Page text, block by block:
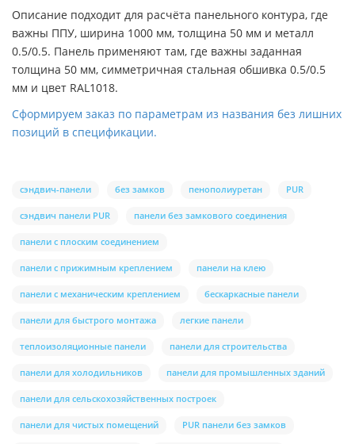
Описание подходит для расчёта панельного контура, где
важны ППУ, ширина 1000 мм, толщина 50 мм и металл
0.5/0.5. Панель применяют там, где важны заданная
толщина 50 мм, симметричная стальная обшивка 0.5/0.5
мм и цвет RAL1018.
Сформируем заказ по параметрам из названия без лишних
позиций в спецификации.
сэндвич-панели без замков пенополиуретан PUR
сэндвич панели PUR панели без замкового соединения
панели с плоским соединением
панели с прижимным креплением панели на клею
панели с механическим креплением бескаркасные панели
панели для быстрого монтажа легкие панели
теплоизоляционные панели панели для строительства
панели для холодильников панели для промышленных зданий
панели для сельскохозяйственных построек
панели для чистых помещений PUR панели без замков